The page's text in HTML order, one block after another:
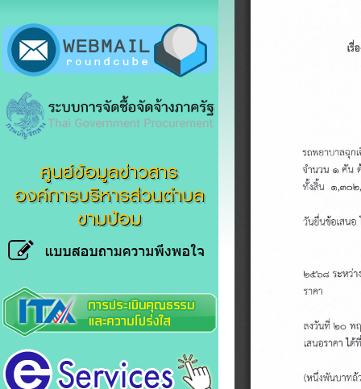
ศูนย์ข้อมูลข่าวสาร
องค์การบริหารส่วนตำบล
ขามป้อม